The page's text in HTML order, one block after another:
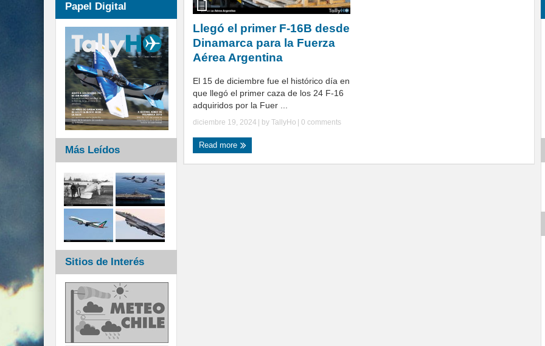
Llegó el primer F-16B desde
Dinamarca para la Fuerza
Aérea Argentina
El 15 de diciembre fue el histórico día en
que llegó el primer caza de los 24 F-16
adquiridos por la Fuer ...
diciembre 19, 2024 | by TallyHo 0 comments
Read more
Papel Digital
Más Leídos
Sitios de Interés